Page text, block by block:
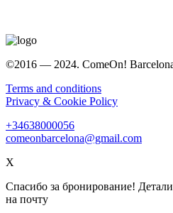
©2016 — 2024. ComeOn!
Terms and conditions
Privacy & Cookie Policy
+34638000056
comeonbarcelona@gmail.com
X
Спасибо за бронирование!
на почту